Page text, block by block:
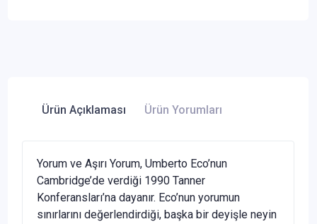
Ürün Açıklaması Ürün Yorumları
Yorum ve Aşırı Yorum, Umberto Eco’nun
Cambridge’de verdiği 1990 Tanner
Konferansları’na dayanır. Eco’nun yorumun
sınırlarını değerlendirdiği, başka bir deyişle neyin